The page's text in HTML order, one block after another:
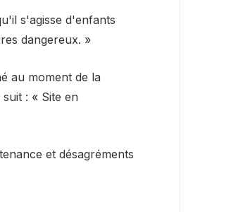
s'agisse d'enfants
dangereux. »
au moment de la
: « Site en
et désagréments